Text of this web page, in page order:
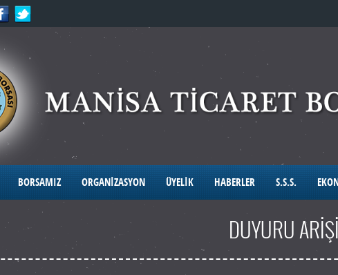
BORSAMIZ ORGANİZASYON ÜYELİK HABERLER S.S.S.
DUYURU